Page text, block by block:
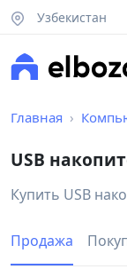
Узбекистан
Главная
USB
Купить USB
Продажа